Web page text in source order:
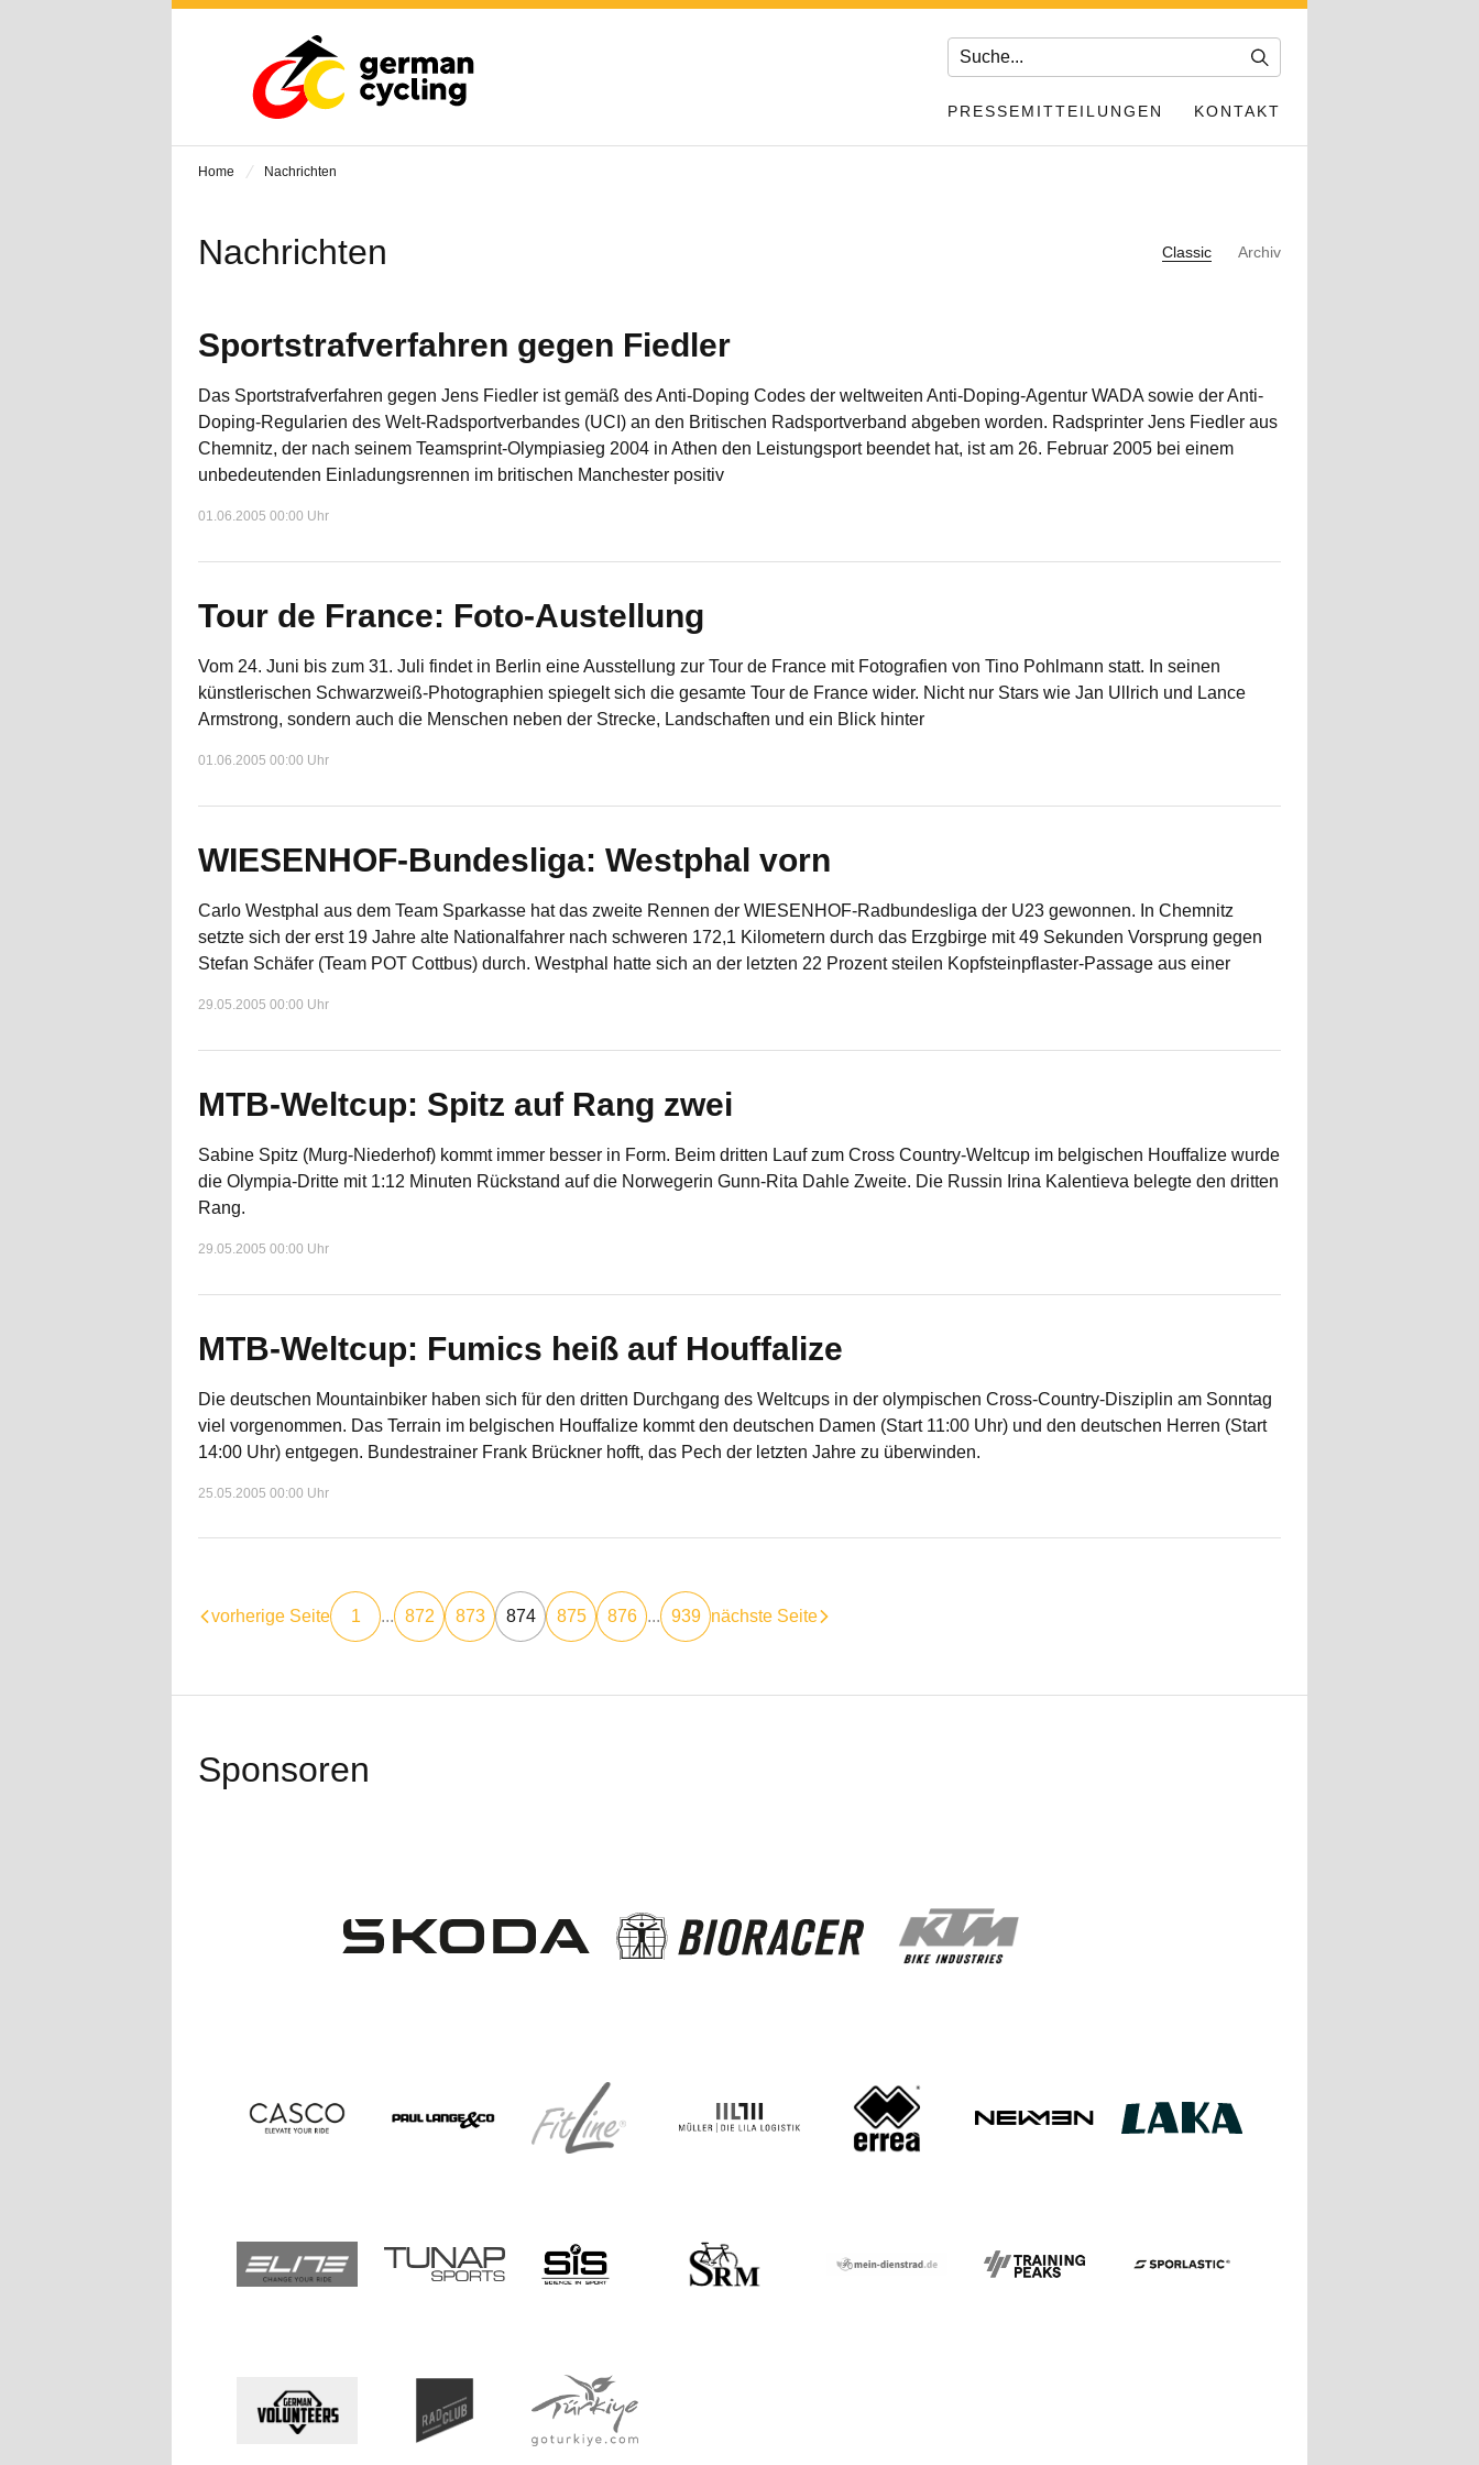
PRESSEMITTEILUNGEN KONTAKT
Home Nachrichten
Nachrichten Classic Archiv
Sportstrafverfahren gegen Fiedler
Das Sportstrafverfahren gegen Jens Fiedler ist gemäß des Anti-Doping Codes der weltweiten Anti-Doping-Agentur WADA sowie der Anti-
Doping-Regularien des Welt-Radsportverbandes (UCI) an den Britischen Radsportverband abgeben worden. Radsprinter Jens Fiedler aus
Chemnitz, der nach seinem Teamsprint-Olympiasieg 2004 in Athen den Leistungsport beendet hat, ist am 26. Februar 2005 bei einem
unbedeutenden Einladungsrennen im britischen Manchester positiv
01.06.2005 00:00 Uhr
Tour de France: Foto-Austellung
Vom 24. Juni bis zum 31. Juli findet in Berlin eine Ausstellung zur Tour de France mit Fotografien von Tino Pohlmann statt. In seinen
künstlerischen Schwarzweiß-Photographien spiegelt sich die gesamte Tour de France wider. Nicht nur Stars wie Jan Ullrich und Lance
Armstrong, sondern auch die Menschen neben der Strecke, Landschaften und ein Blick hinter
01.06.2005 00:00 Uhr
WIESENHOF-Bundesliga: Westphal vorn
Carlo Westphal aus dem Team Sparkasse hat das zweite Rennen der WIESENHOF-Radbundesliga der U23 gewonnen. In Chemnitz
setzte sich der erst 19 Jahre alte Nationalfahrer nach schweren 172,1 Kilometern durch das Erzgbirge mit 49 Sekunden Vorsprung gegen
Stefan Schäfer (Team POT Cottbus) durch. Westphal hatte sich an der letzten 22 Prozent steilen Kopfsteinpflaster-Passage aus einer
29.05.2005 00:00 Uhr
MTB-Weltcup: Spitz auf Rang zwei
Sabine Spitz (Murg-Niederhof) kommt immer besser in Form. Beim dritten Lauf zum Cross Country-Weltcup im belgischen Houffalize wurde
die Olympia-Dritte mit 1:12 Minuten Rückstand auf die Norwegerin Gunn-Rita Dahle Zweite. Die Russin Irina Kalentieva belegte den dritten
Rang.
29.05.2005 00:00 Uhr
MTB-Weltcup: Fumics heiß auf Houffalize
Die deutschen Mountainbiker haben sich für den dritten Durchgang des Weltcups in der olympischen Cross-Country-Disziplin am Sonntag
viel vorgenommen. Das Terrain im belgischen Houffalize kommt den deutschen Damen (Start 11:00 Uhr) und den deutschen Herren (Start
14:00 Uhr) entgegen. Bundestrainer Frank Brückner hofft, das Pech der letzten Jahre zu überwinden.
25.05.2005 00:00 Uhr
vorherige Seite 1 ... 872 873 874 875 876 ... 939 nächste Seite
Sponsoren